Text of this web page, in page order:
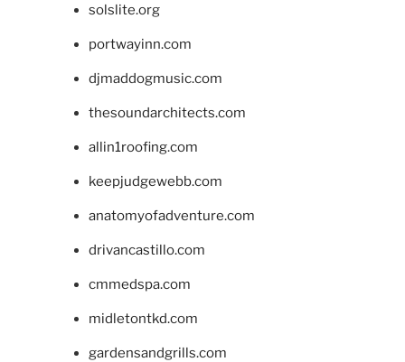
solslite.org
portwayinn.com
djmaddogmusic.com
thesoundarchitects.com
allin1roofing.com
keepjudgewebb.com
anatomyofadventure.com
drivancastillo.com
cmmedspa.com
midletontkd.com
gardensandgrills.com